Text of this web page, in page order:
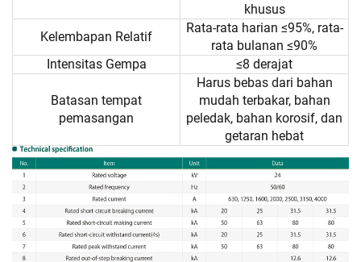
khusus
Kelembapan Relatif
Rata-rata harian ≤95%, rata-
rata bulanan ≤90%
Intensitas Gempa
≤8 derajat
Batasan tempat
pemasangan
Harus bebas dari bahan
mudah terbakar, bahan
peledak, bahan korosif, dan
getaran hebat